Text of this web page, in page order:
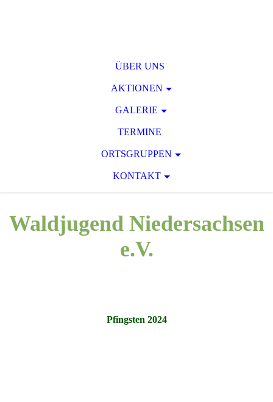
ÜBER UNS
AKTIONEN
GALERIE
TERMINE
ORTSGRUPPEN
KONTAKT
Waldjugend Niedersachsen
e.V.
Pfingsten 2024